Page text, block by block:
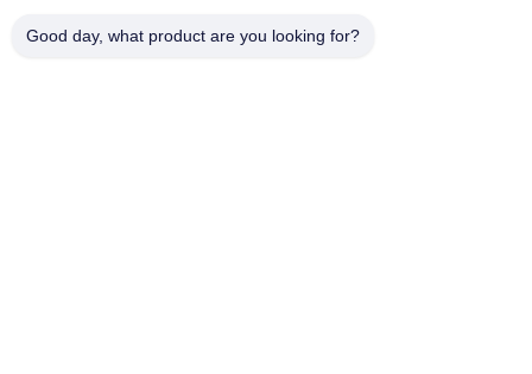
Good day, what product are you looking for?